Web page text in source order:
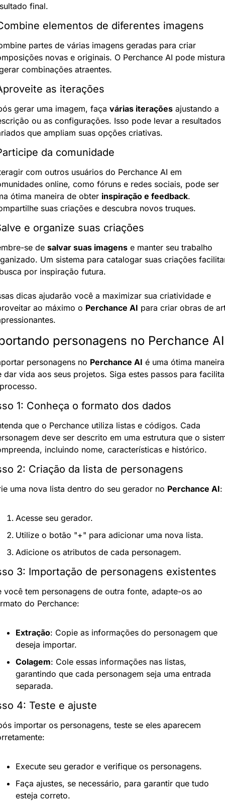
final.
elementos de diferentes imagens
partes de várias imagens geradas para criar
novas e originais. O Perchance AI pode
combinações atraentes.
as iterações
gerar uma imagem, faça várias iterações ajustando a
ou as configurações. Isso pode levar a resultados
que ampliam suas opções criativas.
da comunidade
com outros usuários do Perchance AI em
online, como fóruns e redes sociais, pode ser
ótima maneira de obter inspiração e feedback.
suas criações e descubra novos truques.
e organize suas criações
se de salvar suas imagens e manter seu trabalho
Um sistema para catalogar suas criações
por inspiração futura.
dicas ajudarão você a maximizar sua criatividade e
ao máximo o Perchance AI para criar obras de
personagens no Perchance AI
personagens no Perchance AI é uma ótima maneira
dar vida aos seus projetos. Siga estes passos para
1: Conheça o formato dos dados
que o Perchance utiliza listas e códigos. Cada
deve ser descrito em uma estrutura que o
incluindo nome, características e histórico.
2: Criação da lista de personagens
uma nova lista dentro do seu gerador no Perchance AI:
Acesse seu gerador.
Utilize o botão "+" para adicionar uma nova lista.
Adicione os atributos de cada personagem.
3: Importação de personagens existentes
você tem personagens de outra fonte, adapte-os ao
do Perchance:
Extração: Copie as informações do personagem que
deseja importar.
Colagem: Cole essas informações nas listas,
garantindo que cada personagem seja uma entrada
separada.
4: Teste e ajuste
importar os personagens, teste se eles aparecem
Execute seu gerador e verifique os personagens.
Faça ajustes, se necessário, para garantir que tudo
esteja correto.